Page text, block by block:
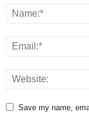
Save my name,